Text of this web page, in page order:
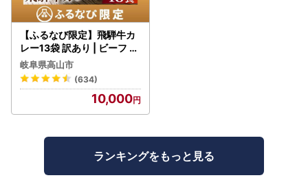
【ふるなび限定】飛騨牛カ
レー13袋 訳あり | ビーフ レ
トルト 訳あり DC006-CP
01 FN-Limited-VO
岐阜県高山市
(634)
10,000
ランキングをもっと見る